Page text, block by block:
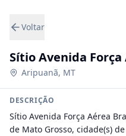
Voltar
Sítio Avenida
Aripuanã, MT
DESCRIÇÃO
Sítio Avenida Força Aérea
de Mato Grosso, cidade(s)